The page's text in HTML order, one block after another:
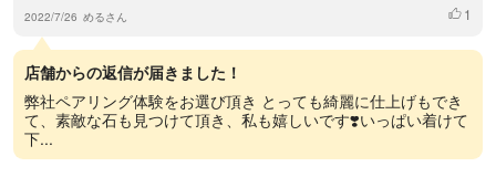
2022/7/26 めるさん いいね
1
店舗からの返信が届きました！
弊社ペアリング体験をお選び頂き とっても綺麗に仕上げもでき
て、素敵な石も見つけて頂き、私も嬉しいです❣️いっぱい着けて
下...